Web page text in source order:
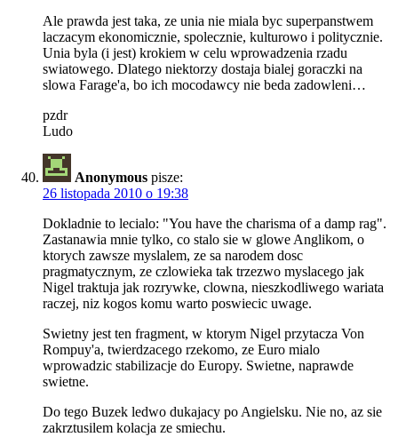
Ale prawda jest taka, ze unia nie miala byc superpanstwem
laczacym ekonomicznie, spolecznie, kulturowo i politycznie.
Unia byla (i jest) krokiem w celu wprowadzenia rzadu
swiatowego. Dlatego niektorzy dostaja bialej goraczki na
slowa Farage'a, bo ich mocodawcy nie beda zadowleni…
pzdr
Ludo
Anonymous pisze:
26 listopada 2010 o 19:38
Dokladnie to lecialo: "You have the charisma of a damp rag".
Zastanawia mnie tylko, co stalo sie w glowe Anglikom, o
ktorych zawsze myslalem, ze sa narodem dosc
pragmatycznym, ze czlowieka tak trzezwo myslacego jak
Nigel traktuja jak rozrywke, clowna, nieszkodliwego wariata
raczej, niz kogos komu warto poswiecic uwage.
Swietny jest ten fragment, w ktorym Nigel przytacza Von
Rompuy'a, twierdzacego rzekomo, ze Euro mialo
wprowadzic stabilizacje do Europy. Swietne, naprawde
swietne.
Do tego Buzek ledwo dukajacy po Angielsku. Nie no, az sie
zakrztusilem kolacja ze smiechu.